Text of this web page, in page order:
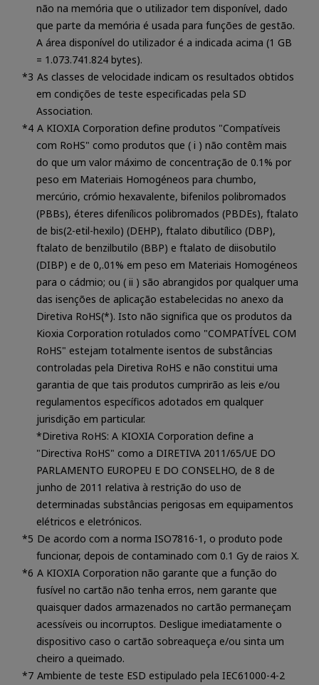
não na memória que o utilizador tem disponível, dado
que parte da memória é usada para funções de gestão.
A área disponível do utilizador é a indicada acima (1 GB
= 1.073.741.824 bytes).
As classes de velocidade indicam os resultados obtidos
em condições de teste especificadas pela SD
Association.
A KIOXIA Corporation define produtos "Compatíveis
com RoHS" como produtos que ( i ) não contêm mais
do que um valor máximo de concentração de 0.1% por
peso em Materiais Homogéneos para chumbo,
mercúrio, crómio hexavalente, bifenilos polibromados
(PBBs), éteres difenílicos polibromados (PBDEs), ftalato
de bis(2-etil-hexilo) (DEHP), ftalato dibutílico (DBP),
ftalato de benzilbutilo (BBP) e ftalato de diisobutilo
(DIBP) e de 0,.01% em peso em Materiais Homogéneos
para o cádmio; ou ( ii ) são abrangidos por qualquer uma
das isenções de aplicação estabelecidas no anexo da
Diretiva RoHS(*). Isto não significa que os produtos da
Kioxia Corporation rotulados como "COMPATÍVEL COM
RoHS" estejam totalmente isentos de substâncias
controladas pela Diretiva RoHS e não constitui uma
garantia de que tais produtos cumprirão as leis e/ou
regulamentos específicos adotados em qualquer
jurisdição em particular.
*Diretiva RoHS: A KIOXIA Corporation define a
"Directiva RoHS" como a DIRETIVA 2011/65/UE DO
PARLAMENTO EUROPEU E DO CONSELHO, de 8 de
junho de 2011 relativa à restrição do uso de
determinadas substâncias perigosas em equipamentos
elétricos e eletrónicos.
De acordo com a norma ISO7816-1, o produto pode
funcionar, depois de contaminado com 0.1 Gy de raios X.
A KIOXIA Corporation não garante que a função do
fusível no cartão não tenha erros, nem garante que
quaisquer dados armazenados no cartão permaneçam
acessíveis ou incorruptos. Desligue imediatamente o
dispositivo caso o cartão sobreaqueça e/ou sinta um
cheiro a queimado.
Ambiente de teste ESD estipulado pela IEC61000-4-2